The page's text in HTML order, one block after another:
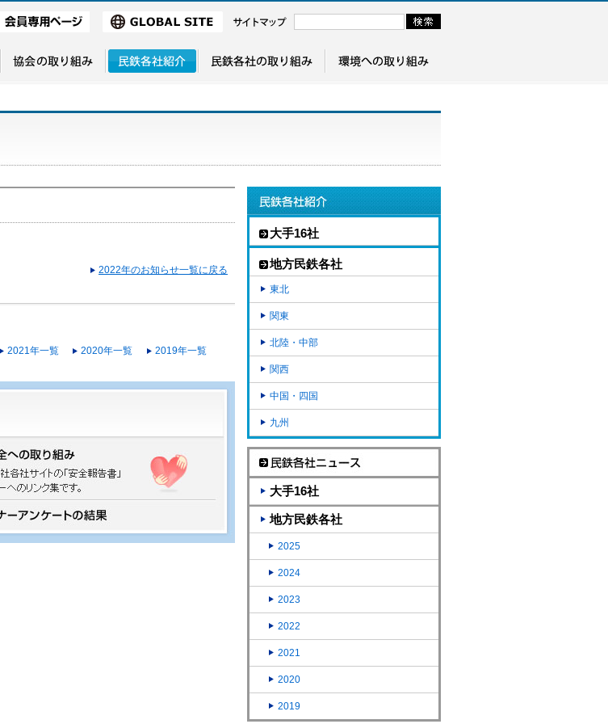
2022年のお知らせ一覧に戻る
2021年一覧 2020年一覧 2019年一覧
大手16社
地方民鉄各社
東北
関東
北陸・中部
関西
中国・四国
九州
大手16社
地方民鉄各社
2025
2024
2023
2022
2021
2020
2019